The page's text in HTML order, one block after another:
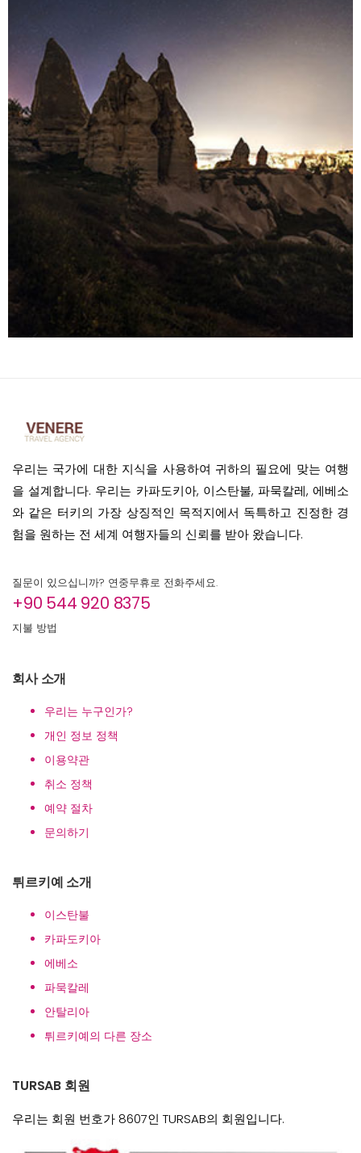
우리는 국가에 대한 지식을 사용하여 귀하의 필요에 맞는 여행
을 설계합니다. 우리는 카파도키아, 이스탄불, 파묵칼레, 에베소
와 같은 터키의 가장 상징적인 목적지에서 독특하고 진정한 경
험을 원하는 전 세계 여행자들의 신뢰를 받아 왔습니다.
질문이 있으십니까? 연중무휴로 전화주세요.
+90 544 920 8375
지불 방법
회사 소개
우리는 누구인가?
개인 정보 정책
이용약관
취소 정책
예약 절차
문의하기
튀르키예 소개
이스탄불
카파도키아
에베소
파묵칼레
안탈리아
튀르키예의 다른 장소
TURSAB 회원
우리는 회원 번호가 8607인 TURSAB의 회원입니다.